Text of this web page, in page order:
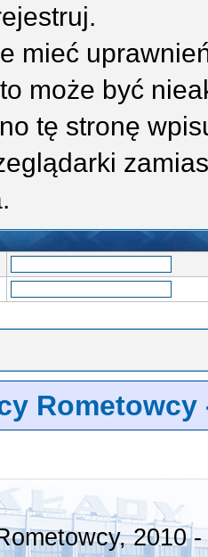
mieć
może być
tę stronę
Rometowcy
2010